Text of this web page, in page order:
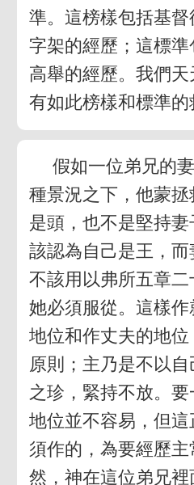
準。這榜樣包括基
字架的經歷；這標
高舉的經歷。我們
有如此榜樣和標準的
假如一位弟兄的
種景況之下，他蒙
是頭，也不是堅持
該認為自己是王，
不該用以弗所五章
她必須服從。這樣
地位和作丈夫的地
原則；主乃是不以
之珍，緊持不放。
地位並不容易，但
須作的，為要經歷
然，神在這位弟兄